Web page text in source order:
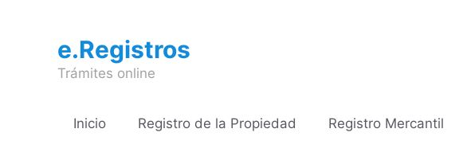
contenidoe.Registros
Trámites online
Inicio Registro de la Propiedad Registro Mercantil